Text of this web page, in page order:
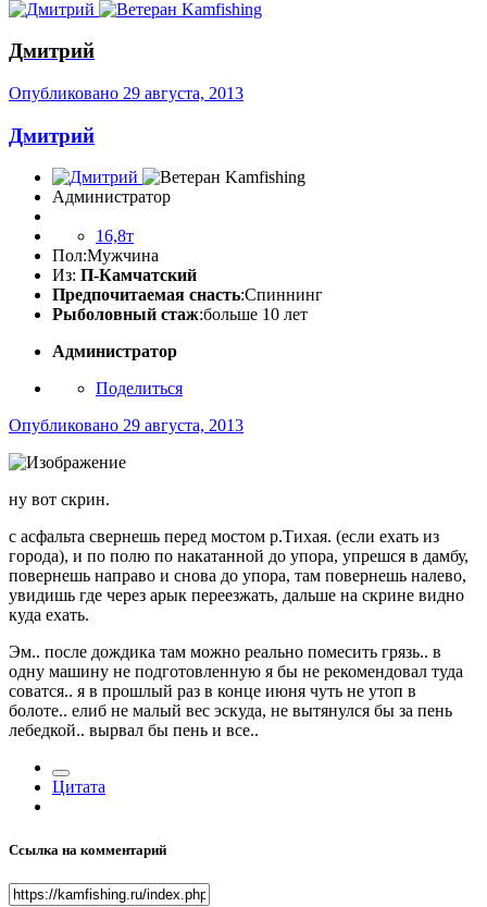
Дмитрий
Опубликовано 29 августа, 2013
Дмитрий
Администратор
16,8т
Пол:Мужчина
Из: П-Камчатский
Предпочитаемая снасть:Спиннинг
Рыболовный стаж:больше 10 лет
Администратор
Поделиться
Опубликовано 29 августа, 2013
ну вот скрин.
с асфальта свернешь перед мостом р.Тихая. (если ехать из
города), и по полю по накатанной до упора, упрешся в дамбу,
повернешь направо и снова до упора, там повернешь налево,
увидишь где через арык переезжать, дальше на скрине видно
куда ехать.
Эм.. после дождика там можно реально помесить грязь.. в
одну машину не подготовленную я бы не рекомендовал туда
соватся.. я в прошлый раз в конце июня чуть не утоп в
болоте.. елиб не малый вес эскуда, не вытянулся бы за пень
лебедкой.. вырвал бы пень и все..
Цитата
Ссылка на комментарий